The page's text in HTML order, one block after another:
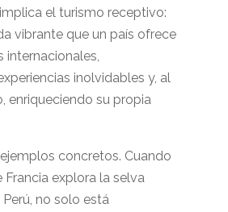
el turismo receptivo:
vibrante que un país ofrece
internacionales,
inolvidables y, al
enriqueciendo su propia
concretos. Cuando
Francia explora la selva
no solo está